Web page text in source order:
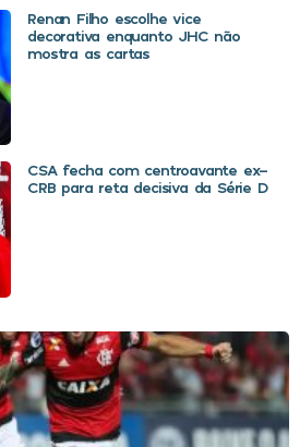
Renan Filho escolhe vice
decorativa enquanto JHC não
mostra as cartas
CSA fecha com centroavante ex-
CRB para reta decisiva da Série D